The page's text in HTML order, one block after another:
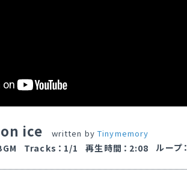
ice written byTinymemory
Tracks ： 1/1 再生時間 ： 2:08 ループ ：